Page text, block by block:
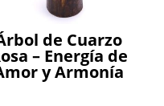
de Cuarzo
– Energía de
y Armonía